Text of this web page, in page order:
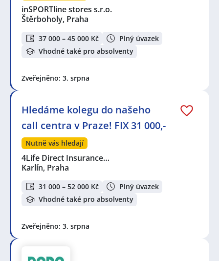
inSPORTline stores s.r.o.
Štěrboholy, Praha
37 000 – 45 000 Kč
Plný úvazek
Vhodné také pro absolventy
Zveřejněno: 3. srpna
Hledáme kolegu do našeho
call centra v Praze! FIX 31 000,-
Nutně vás hledají
4Life Direct Insurance…
Karlín, Praha
31 000 – 52 000 Kč
Plný úvazek
Vhodné také pro absolventy
Zveřejněno: 3. srpna